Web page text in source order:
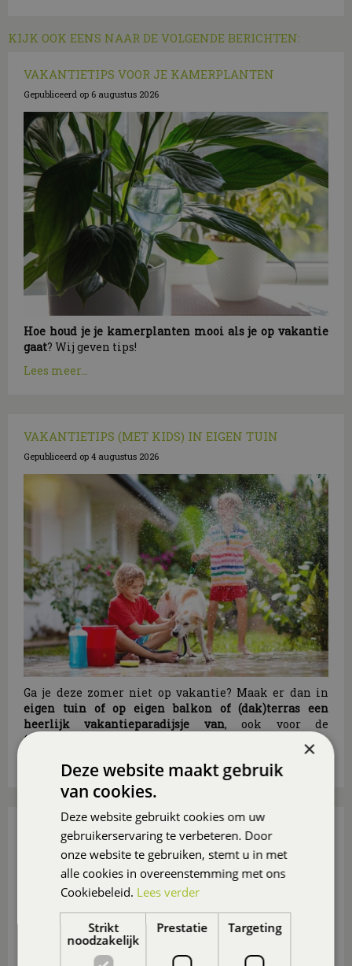
KIJK OOK EENS NAAR DE VOLGENDE BERICHTEN:
VAKANTIETIPS VOOR JE KAMERPLANTEN
Gepubliceerd op 6 augustus 2026
Hoe houd je je kamerplanten mooi als je op vakantie
gaat? Wij geven tips!
Lees meer...
VAKANTIETIPS (MET KIDS) IN EIGEN TUIN
Gepubliceerd op 4 augustus 2026
Ga je deze zomer niet op vakantie? Maak er dan in
eigen tuin of op eigen balkon of (dak)terras een
heerlijk vakantieparadijsje van, ook voor de
(klein)kinderen.
Lees meer...
15 TUIN- EN BALKONTIPS VOOR AUGUSTUS
31 juli 2026
×
Deze website maakt gebruik
van cookies.
Deze website gebruikt cookies om uw
gebruikerservaring te verbeteren. Door
onze website te gebruiken, stemt u in met
alle cookies in overeenstemming met ons
Cookiebeleid. Lees verder
Strikt
noodzakelijk
Prestatie Targeting